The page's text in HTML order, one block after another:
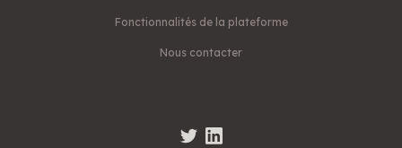
Fonctionnalités de la plateforme
Nous contacter